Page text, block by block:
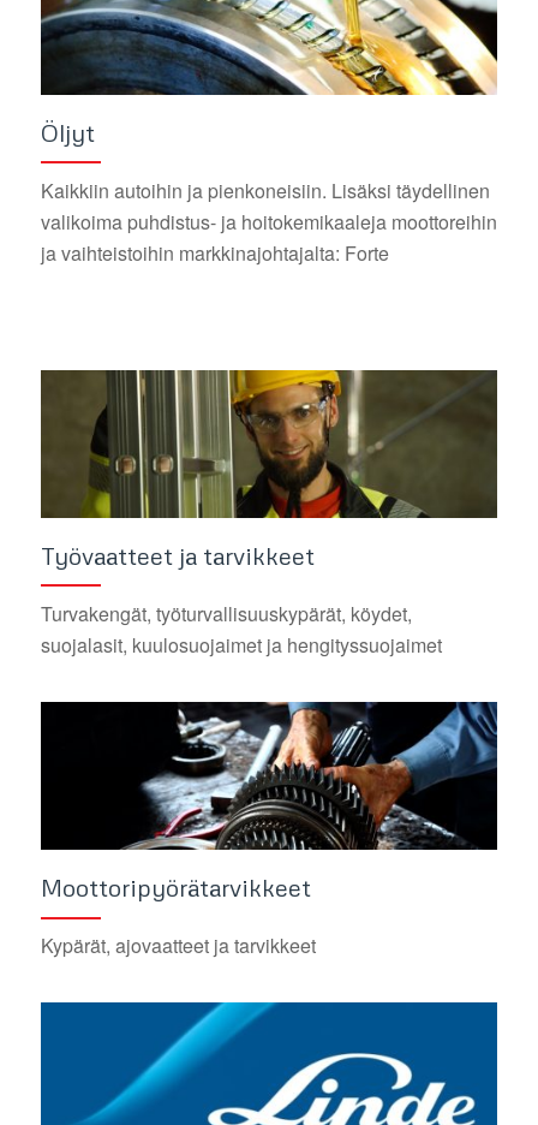
Öljyt
Kaikkiin autoihin ja pienkoneisiin. Lisäksi täydellinen
valikoima puhdistus- ja hoitokemikaaleja moottoreihin
ja vaihteistoihin markkinajohtajalta: Forte
Työvaatteet ja tarvikkeet
Turvakengät, työturvallisuuskypärät, köydet,
suojalasit, kuulosuojaimet ja hengityssuojaimet
Moottoripyörätarvikkeet
Kypärät, ajovaatteet ja tarvikkeet